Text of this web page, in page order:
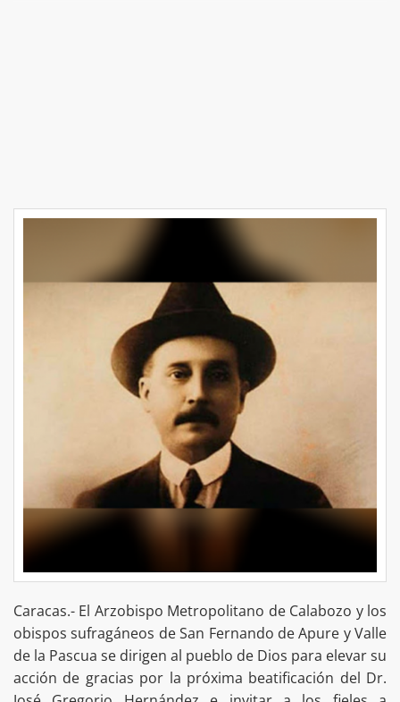
Caracas.- El Arzobispo Metropolitano de Calabozo y los
obispos sufragáneos de San Fernando de Apure y Valle
de la Pascua se dirigen al pueblo de Dios para elevar su
acción de gracias por la próxima beatificación del Dr.